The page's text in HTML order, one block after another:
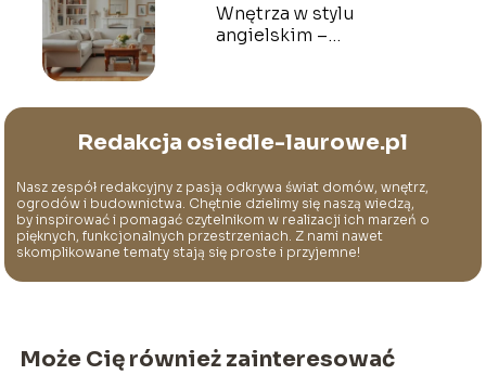
Wnętrza w stylu
angielskim –
Redakcja osiedle-laurowe.pl
Nasz zespół redakcyjny z pasją odkrywa świat domów, wnętrz,
ogrodów i budownictwa. Chętnie dzielimy się naszą wiedzą,
by inspirować i pomagać czytelnikom w realizacji ich marzeń o
pięknych, funkcjonalnych przestrzeniach. Z nami nawet
skomplikowane tematy stają się proste i przyjemne!
Może Cię również zainteresować